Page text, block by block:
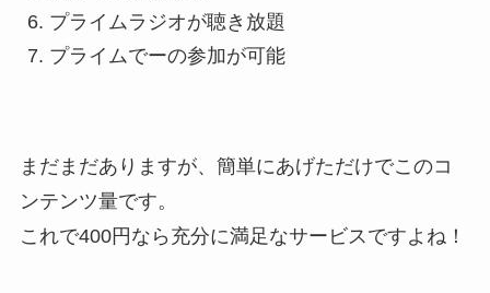
プライムラジオが聴き放題
プライムでーの参加が可能
まだまだありますが、簡単にあげただけでこのコ
ンテンツ量です。
これで400円なら充分に満足なサービスですよね！